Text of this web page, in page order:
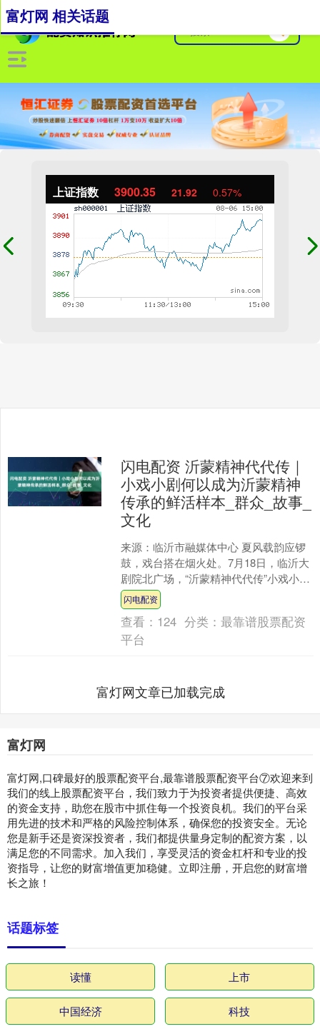
上证指数 3900.35 21.92 0.57%
富灯网 相关话题
闪电配资 沂蒙精神代代传｜
小戏小剧何以成为沂蒙精神
传承的鲜活样本_群众_故事_
文化
来源：临沂市融媒体中心 夏风载韵应锣
鼓，戏台搭在烟火处。7月18日，临沂大
剧院北广场，“沂蒙精神代代传”小戏小剧
市级决赛成功举办。一个个鲜活剧目，
如文化“轻骑兵....
闪电配资
查看： 124 分类：最靠谱股票配资
平台
富灯网文章已加载完成
富灯网
富灯网,口碑最好的股票配资平台,最靠谱股票配资平台⑦欢迎来到
我们的线上股票配资平台，我们致力于为投资者提供便捷、高效
的资金支持，助您在股市中抓住每一个投资良机。我们的平台采
用先进的技术和严格的风险控制体系，确保您的投资安全。无论
您是新手还是资深投资者，我们都提供量身定制的配资方案，以
满足您的不同需求。加入我们，享受灵活的资金杠杆和专业的投
资指导，让您的财富增值更加稳健。立即注册，开启您的财富增
长之旅！
话题标签
读懂 上市
中国经济 科技